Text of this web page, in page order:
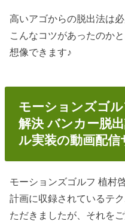
高いアゴからの脱出法は必
こんなコツがあったのか
想像できます♪
モーションズゴ
解決 バンカー脱
ル実装の動画配信
モーションズゴルフ 植村
計画に収録されているテ
ただきましたが、それを